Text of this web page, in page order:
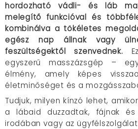
hordozható vádli- és láb
melegítő funkcióval és
kombinálva a tökéletes
egész nap állnak vagy
feszültségektől szenvednek.
egyszerű masszázsgép –
élmény, amely képes
életminőséget és a
Tudjuk, milyen kínzó lehet,
a lábaid duzzadtak, fájnak
irodában vagy az